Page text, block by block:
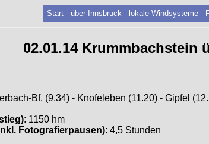
Start über Innsbruck lokale Windsysteme
02.01.14 Krummbachstein
Bf. (9.34) - Knofeleben (11.20) - Gipfel
: 1150 hm
Fotografierpausen): 4,5 Stunden